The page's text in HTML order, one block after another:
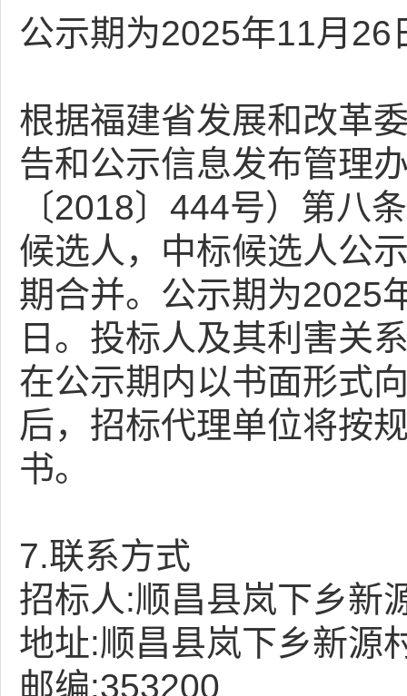
公示期为2025年11月
根据福建省发展和改革
告和公示信息发布管理
〔2018〕444号）第八
候选人，中标候选人公
期合并。公示期为2025
日。投标人及其利害关
在公示期内以书面形式
后，招标代理单位将按
书。
7.联系方式
招标人:顺昌县岚下乡新
地址:顺昌县岚下乡新源
邮编:353200